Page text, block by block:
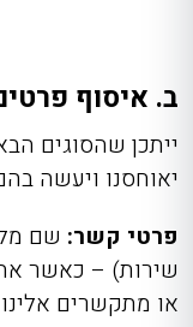
ב. איסוף
ייתכן שהסוגים
יאוחסנו ויעשה
פרטי קשר: שם
שירות) – כאשר
או מתקשרים